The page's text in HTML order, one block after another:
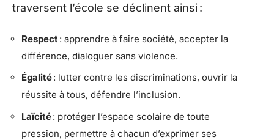
traversent l’école se déclinent ainsi :
Respect: apprendre à faire société, accepter la
différence, dialoguer sans violence.
Égalité: lutter contre les discriminations, ouvrir la
réussite à tous, défendre l’inclusion.
Laïcité: protéger l’espace scolaire de toute
pression, permettre à chacun d’exprimer ses